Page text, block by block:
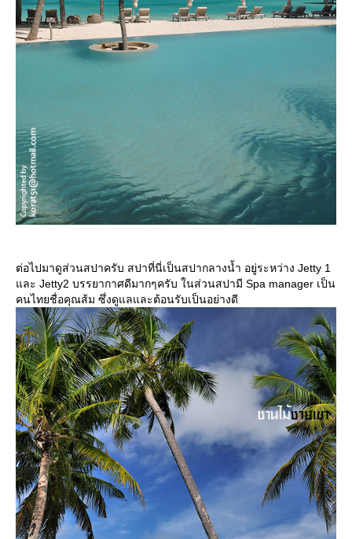
ต่อไปมาดูส่วนสปาครับ สปาที่นี่เป็นสปากลางน้ำ อยู่ระหว่าง Jetty 1
ละ Jetty2 บรรยากาศดีมากๆครับ ในส่วนสปามี Spa manager เป็น
คนไทยชื่อคุณส้ม ซึ่งดูแลและต้อนรับเป็นอย่างดี